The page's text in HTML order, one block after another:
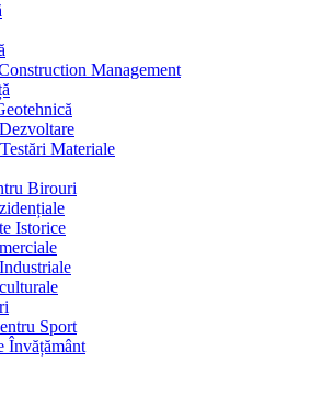
Management
Materiale
Birouri
Istorice
Sport
Învățământ